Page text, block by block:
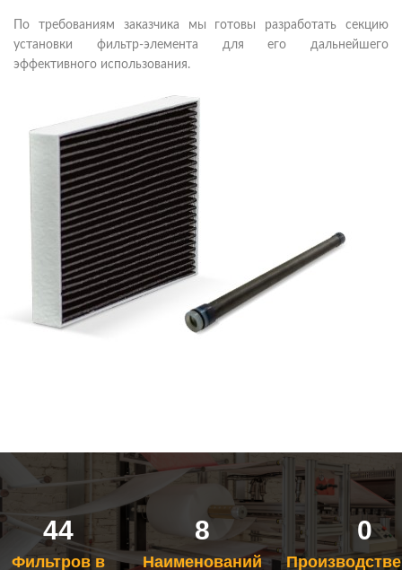
По требованиям заказчика мы готовы разработать секцию
установки фильтр-элемента для его дальнейшего
эффективного использования.
44
Фильтров в
8
Наименований
0